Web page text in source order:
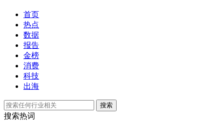
首页
热点
数据
报告
金榜
消费
科技
出海
搜索
搜索热词